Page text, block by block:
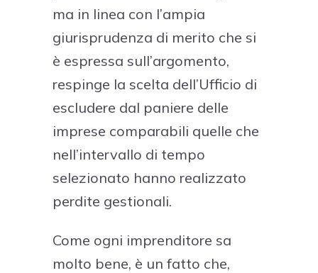
ma in linea con l’ampia
giurisprudenza di merito che si
è espressa sull’argomento,
respinge la scelta dell’Ufficio di
escludere dal paniere delle
imprese comparabili quelle che
nell’intervallo di tempo
selezionato hanno realizzato
perdite gestionali.
Come ogni imprenditore sa
molto bene, è un fatto che,